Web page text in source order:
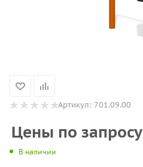
Артикул: 701.09.00
Цены по запросу
В наличии